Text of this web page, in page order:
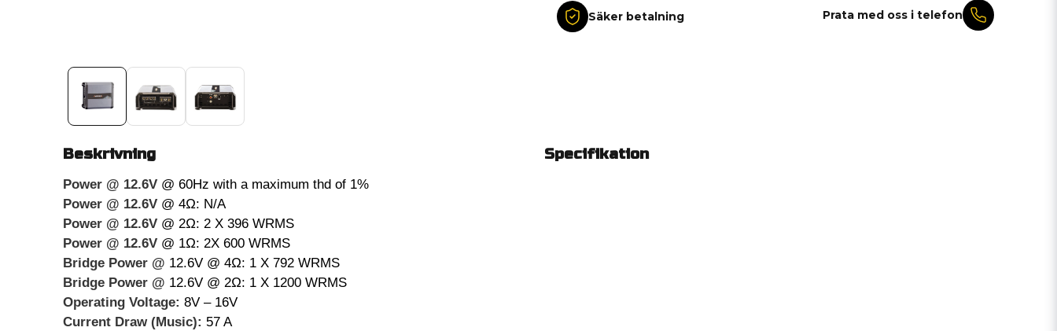
Säker betalning
Prata med oss i telefon
Beskrivning
Power @ 12.6V @ 60Hz with a maximum thd of 1%
Power @ 12.6V @ 4Ω: N/A
Power @ 12.6V @ 2Ω: 2 X 396 WRMS
Power @ 12.6V @ 1Ω: 2X 600 WRMS
Bridge Power @ 12.6V @ 4Ω: 1 X 792 WRMS
Bridge Power @ 12.6V @ 2Ω: 1 X 1200 WRMS
Operating Voltage: 8V – 16V
Current Draw (Music): 57 A
Specifikation